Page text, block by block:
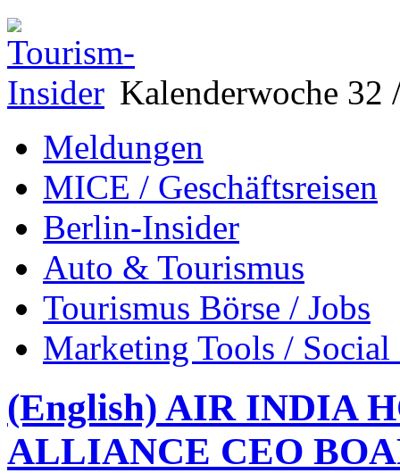
Kalenderwoche 32
Meldungen
MICE / Geschäftsreisen
Berlin-Insider
Auto & Tourismus
Tourismus Börse / Jobs
Marketing Tools /
(English) AIR INDIA
ALLIANCE CEO